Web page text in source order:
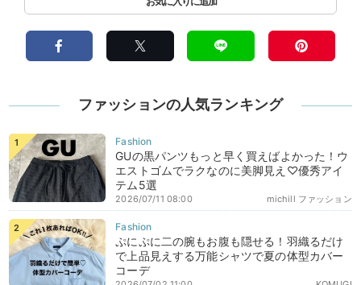
ファッションの人気ランキング
GUの黒パンツもっと早く買えばよかった！ウ
エストゴムでラクなのに美脚見え♡優秀アイ
テム5選
michill ファッション
2026/07/11 08:00
ぷにぷに二の腕もお腹も隠せる！羽織るだけ
で上品見えする万能シャツで夏の体型カバー
コーデ